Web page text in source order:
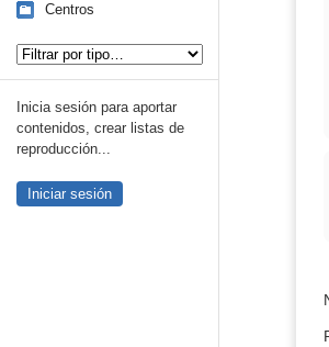
Centros
Inicia sesión para aportar
contenidos, crear listas de
reproducción...
Iniciar sesión